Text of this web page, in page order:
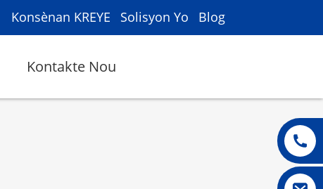
Konsènan KREYE Solisyon Yo Blog
Kontakte Nou